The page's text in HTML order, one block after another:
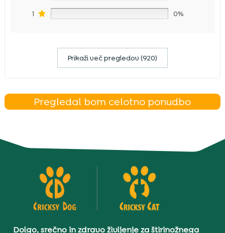
1 0%
Prikaži več pregledov (920)
Pregledal bom celotno ponudbo
Dolgo, srečno in zdravo življenje za štirinožnega